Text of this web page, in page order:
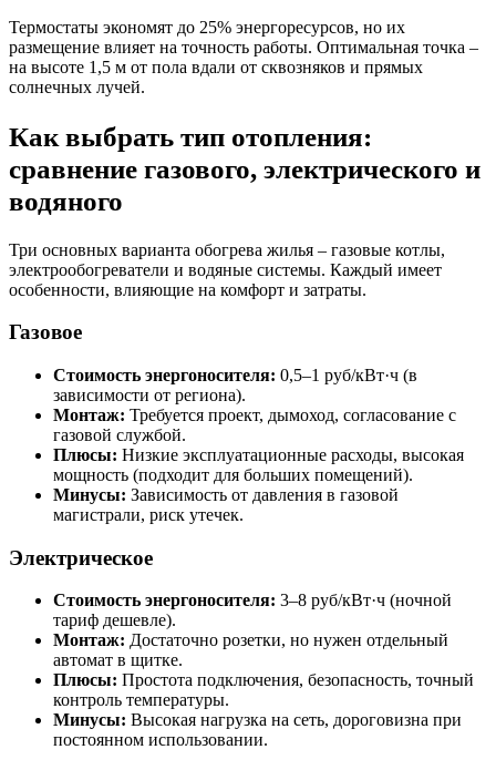
Термостаты экономят до 25% энергоресурсов, но их
размещение влияет на точность работы. Оптимальная точка –
на высоте 1,5 м от пола вдали от сквозняков и прямых
солнечных лучей.
Как выбрать тип отопления:
сравнение газового, электрического и
водяного
Три основных варианта обогрева жилья – газовые котлы,
электрообогреватели и водяные системы. Каждый имеет
особенности, влияющие на комфорт и затраты.
Газовое
Стоимость энергоносителя: 0,5–1 руб/кВт·ч (в
зависимости от региона).
Монтаж: Требуется проект, дымоход, согласование с
газовой службой.
Плюсы: Низкие эксплуатационные расходы, высокая
мощность (подходит для больших помещений).
Минусы: Зависимость от давления в газовой
магистрали, риск утечек.
Электрическое
Стоимость энергоносителя: 3–8 руб/кВт·ч (ночной
тариф дешевле).
Монтаж: Достаточно розетки, но нужен отдельный
автомат в щитке.
Плюсы: Простота подключения, безопасность, точный
контроль температуры.
Минусы: Высокая нагрузка на сеть, дороговизна при
постоянном использовании.